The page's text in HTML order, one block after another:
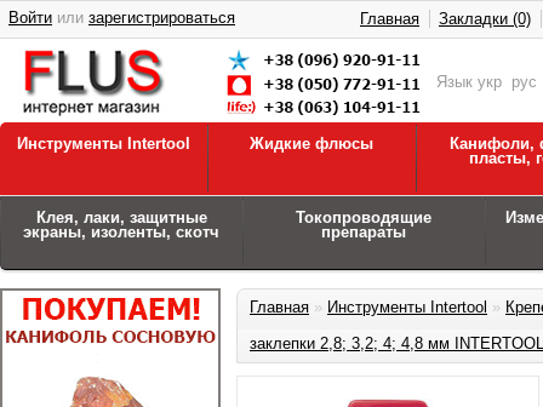
Язык укр рус
Войти или зарегистрироваться Главная Закладки (0)
Инструменты Intertool Жидкие флюсы
Канифоли,
пласты,
Клея, лаки, защитные
экраны, изоленты, скотч
Токопроводящие
препараты
Главная » Инструменты Intertool »
заклепки 2,8; 3,2; 4; 4,8 мм